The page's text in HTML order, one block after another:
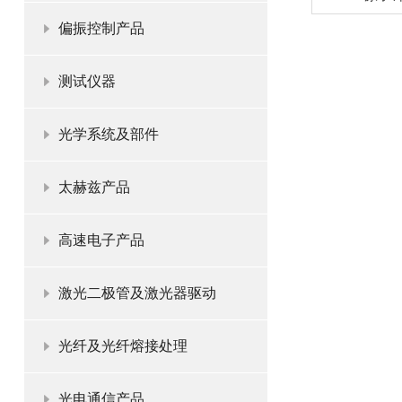
偏振控制产品
测试仪器
光学系统及部件
太赫兹产品
高速电子产品
激光二极管及激光器驱动
光纤及光纤熔接处理
光电通信产品